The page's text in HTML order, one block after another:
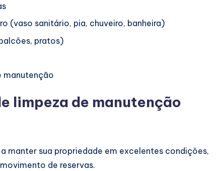
(vaso sanitário, pia, chuveiro, banheira)
pratos)
manutenção
limpeza de manutenção
manter sua propriedade em excelentes condições,
de reservas.